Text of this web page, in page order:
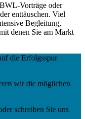
Vorträge oder
enttäuschen. Viel
Begleitung,
denen Sie am Markt
die Erfolgsspur
wir die möglichen
schreiben Sie uns